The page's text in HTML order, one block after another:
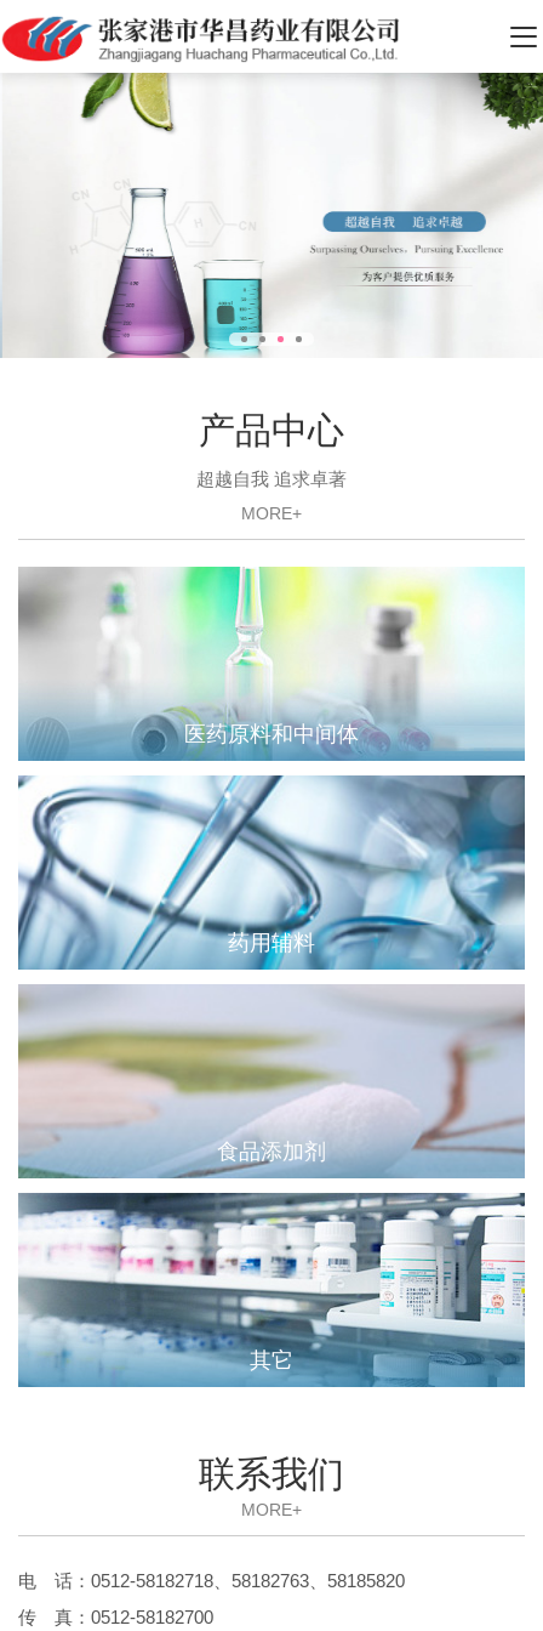
产品中心
超越自我 追求卓著
MORE+
医药原料和中间体
药用辅料
食品添加剂
其它
联系我们
MORE+
电 话：0512-58182718、58182763、58185820
传 真：0512-58182700